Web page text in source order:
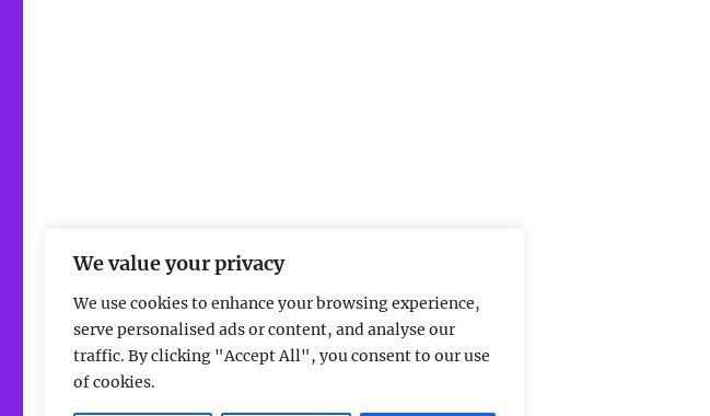
We value your privacy
We use cookies to enhance your browsing experience,
serve personalised ads or content, and analyse our
traffic. By clicking "Accept All", you consent to our use
of cookies.